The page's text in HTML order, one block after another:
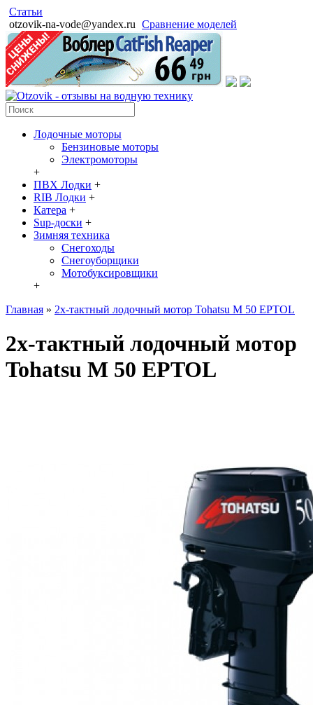
Статьи
otzovik-na-vode@yandex.ru Сравнение моделей
Лодочные моторы
Бензиновые моторы
Электромоторы
+
ПВХ Лодки +
RIB Лодки +
Катера +
Sup-доски +
Зимняя техника
Снегоходы
Cнегоуборщики
Мотобуксировщики
+
Главная » 2х-тактный лодочный мотор Tohatsu M 50 EPTOL
2х-тактный лодочный мотор
Tohatsu M 50 EPTOL